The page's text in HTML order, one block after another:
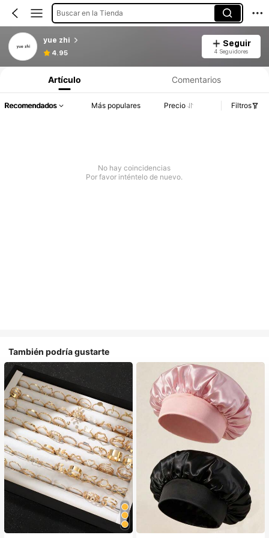
Buscar en la Tienda
yue zhi
4.95
Seguir
4 Seguidores
Artículo Comentarios
Recomendados Más populares Precio Filtros
No hay coincidencias
Por favor inténtelo de nuevo.
También podría gustarte